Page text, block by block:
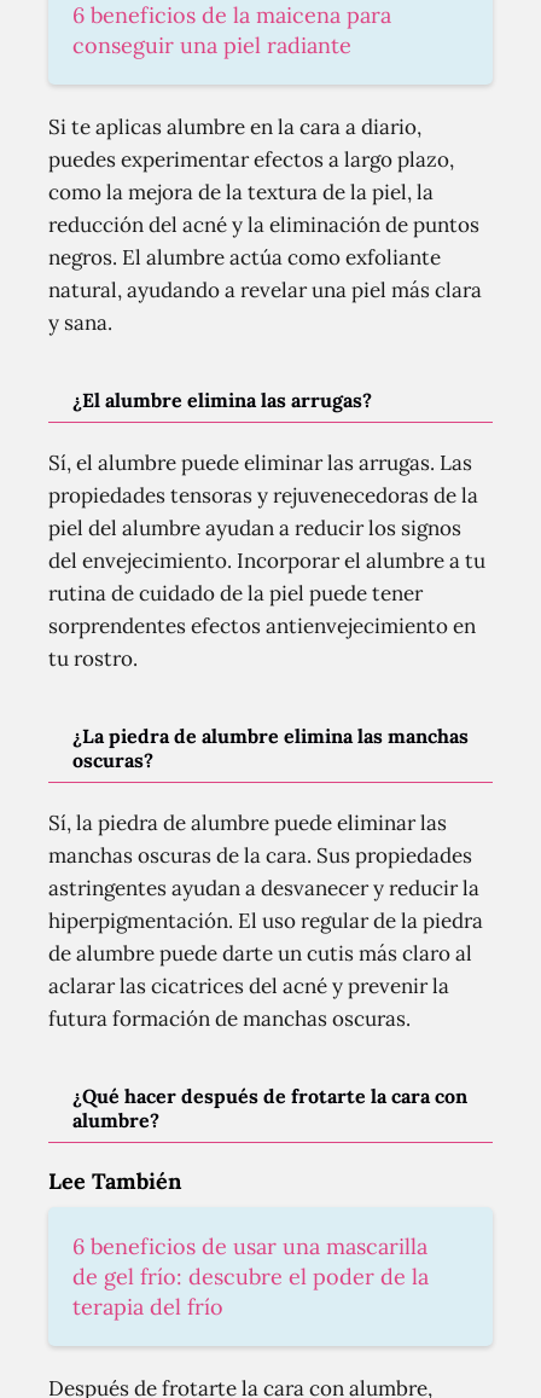
6 beneficios de la maicena para
conseguir una piel radiante
Si te aplicas alumbre en la cara a diario,
puedes experimentar efectos a largo plazo,
como la mejora de la textura de la piel, la
reducción del acné y la eliminación de puntos
negros. El alumbre actúa como exfoliante
natural, ayudando a revelar una piel más clara
y sana.
¿El alumbre elimina las arrugas?
Sí, el alumbre puede eliminar las arrugas. Las
propiedades tensoras y rejuvenecedoras de la
piel del alumbre ayudan a reducir los signos
del envejecimiento. Incorporar el alumbre a tu
rutina de cuidado de la piel puede tener
sorprendentes efectos antienvejecimiento en
tu rostro.
¿La piedra de alumbre elimina las manchas
oscuras?
Sí, la piedra de alumbre puede eliminar las
manchas oscuras de la cara. Sus propiedades
astringentes ayudan a desvanecer y reducir la
hiperpigmentación. El uso regular de la piedra
de alumbre puede darte un cutis más claro al
aclarar las cicatrices del acné y prevenir la
futura formación de manchas oscuras.
¿Qué hacer después de frotarte la cara con
alumbre?
Lee También
6 beneficios de usar una mascarilla
de gel frío: descubre el poder de la
terapia del frío
Después de frotarte la cara con alumbre,